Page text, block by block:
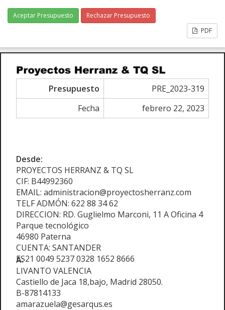
Aceptar Presupuesto
Rechazar Presupuesto
PDF
Presupuesto
PRE_2023-319
Fecha
febrero 22, 2023
Desde:
PROYECTOS HERRANZ & TQ SL
CIF: B44992360
EMAIL: administracion@proyectosherranz.com
TELF ADMÓN: 622 88 34 62
DIRECCION: RD. Guglielmo Marconi, 11 A Oficina 4
Parque tecnológico
46980 Paterna
CUENTA: SANTANDER
ES21 0049 5237 0328 1652 8666
A:
LIVANTO VALENCIA
Castiello de Jaca 18,bajo, Madrid 28050.
B-87814133
amarazuela@gesarqus.es